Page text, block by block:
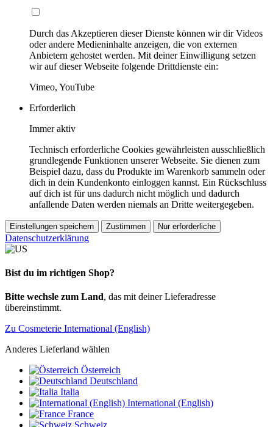
Durch das Akzeptieren dieser Dienste können wir dir Videos
oder andere Medieninhalte anzeigen, die von externen
Anbietern gehostet werden. Mit deiner Einwilligung setzen
wir auf dieser Webseite folgende Drittdienste ein:
Vimeo, YouTube
Erforderlich
Immer aktiv
Technisch erforderliche Cookies gewährleisten ausschließlich
grundlegende Funktionen unserer Webseite. Sie dienen zum
Beispiel dazu, dass du Produkte im Warenkorb sammeln oder
dich in dein Kundenkonto einloggen kannst. Ein Rückschluss
auf dich ist für uns dadurch nicht möglich und dadurch
anfallende Daten werden niemals an Dritte weitergegeben.
Einstellungen speichern Zustimmen Nur erforderliche
Datenschutzerklärung
Bist du im richtigen Shop?
Bitte wechsle zum Land, das mit deiner Lieferadresse
übereinstimmt.
Zu Cosmeterie International (English)
Anderes Lieferland wählen
Österreich
Deutschland
Italia
International (English)
France
Schweiz